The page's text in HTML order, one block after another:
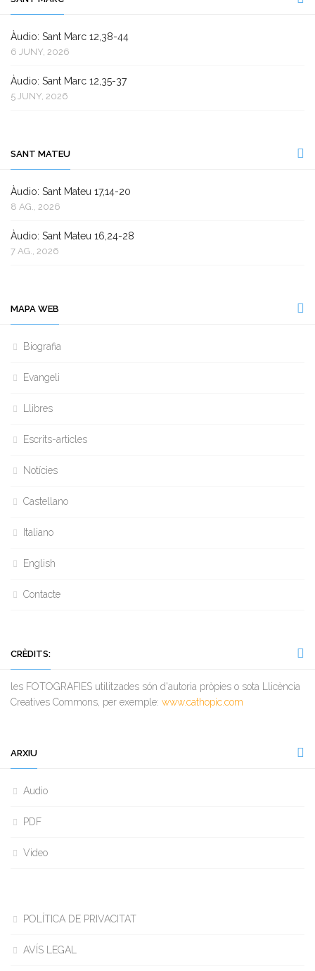
Àudio: Sant Marc 12,38-44
6 JUNY, 2026
Àudio: Sant Marc 12,35-37
5 JUNY, 2026
SANT MATEU
Àudio: Sant Mateu 17,14-20
8 AG., 2026
Àudio: Sant Mateu 16,24-28
7 AG., 2026
MAPA WEB
Biografia
Evangeli
Llibres
Escrits-articles
Notícies
Castellano
Italiano
English
Contacte
CRÈDITS:
les FOTOGRAFIES utilitzades són d'autoria pròpies o sota Llicència
Creatives Commons, per exemple: www.cathopic.com
ARXIU
Audio
PDF
Video
POLÍTICA DE PRIVACITAT
AVÍS LEGAL